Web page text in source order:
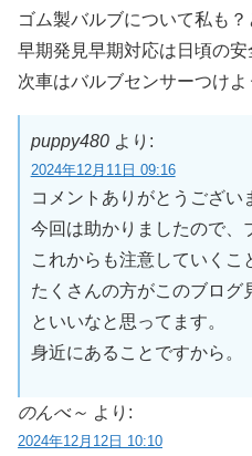
ゴム製バルブについて私も
早期発見早期対応は日頃の
次車はバルブセンサーつけよ
puppy480 より:
2024年12月11日 09:16
コメントありがとうござい
今回は助かりましたので、
これからも注意していくこ
たくさんの方がこのブログ
といいなと思ってます。
身近にあることですから。
のんべ～ より:
2024年12月12日 10:10